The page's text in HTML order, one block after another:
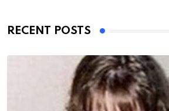
RECENT POSTS